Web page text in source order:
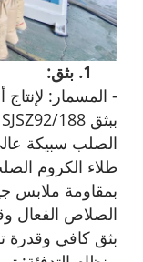
1. بثق
:
طلاء الكروم
بمقاومة ملابس
الصلاص الفعال
بثق كافي وقدرة